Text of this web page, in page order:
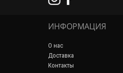
ИНФОРМАЦИЯ
О нас
Доставка
Контакты